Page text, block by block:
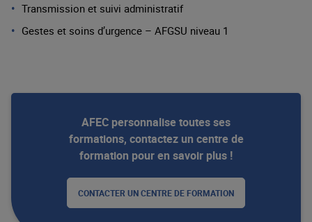
Transmission et suivi administratif
Gestes et soins d’urgence – AFGSU niveau 1
AFEC personnalise toutes ses
formations, contactez un centre de
formation pour en savoir plus !
CONTACTER UN CENTRE DE FORMATION